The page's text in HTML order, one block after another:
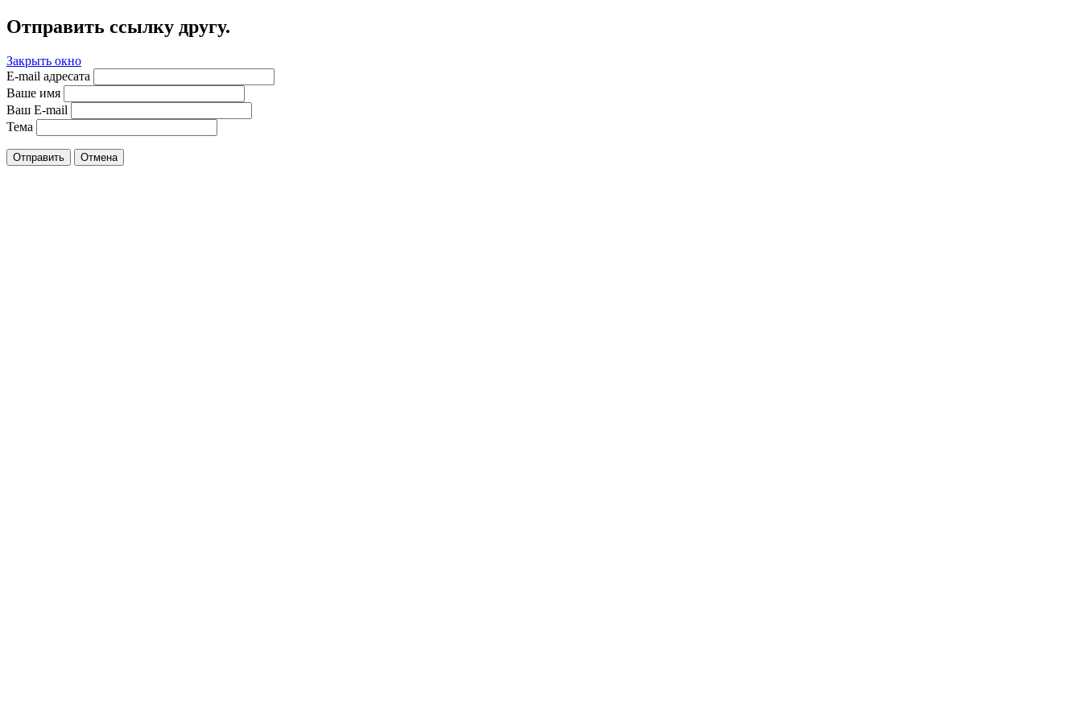
Отправить ссылку другу.
Закрыть окно
E-mail адресата
Ваше имя
Ваш E-mail
Тема
Отправить Отмена